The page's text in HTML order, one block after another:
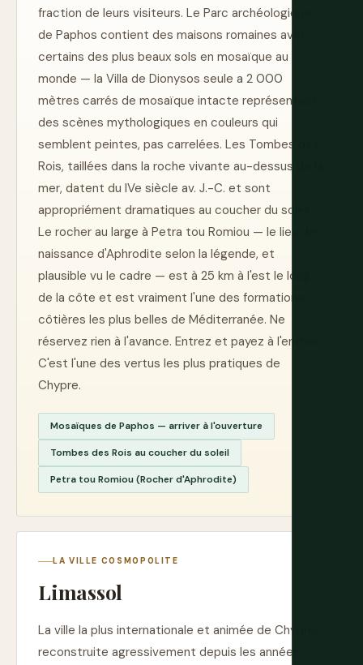
fraction de leurs visiteurs. Le Parc archéologique
de Paphos contient des maisons romaines avec
certains des plus beaux sols en mosaïque au
monde — la Villa de Dionysos seule a 2 000
mètres carrés de mosaïque intacte représentant
des scènes mythologiques en couleurs qui
semblent peintes, pas carrelées. Les Tombes des
Rois, taillées dans la roche vivante au-dessus de la
mer, datent du IVe siècle av. J.-C. et sont
appropriément dramatiques au coucher du soleil.
Le rocher au large à Petra tou Romiou — le lieu de
naissance d'Aphrodite selon la légende, et
plausible vu le cadre — est à 25 km à l'est le long
de la côte et est vraiment l'une des formations
côtières les plus belles de Méditerranée. Ne
réservez rien à l'avance. Entrez et payez à l'entrée.
C'est l'une des vertus les plus pratiques de
Chypre.
Mosaïques de Paphos — arriver à l'ouverture
Tombes des Rois au coucher du soleil
Petra tou Romiou (Rocher d'Aphrodite)
LA VILLE COSMOPOLITE
Limassol
La ville la plus internationale et animée de Chypre,
reconstruite agressivement depuis les années